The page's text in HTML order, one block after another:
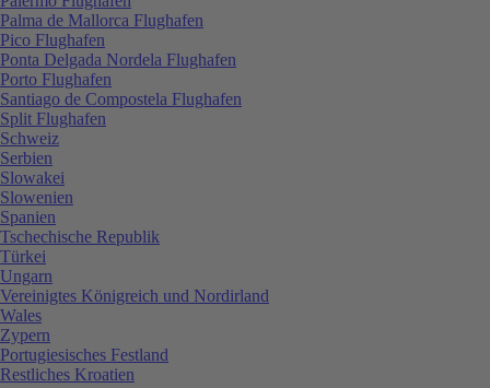
Palma de Mallorca Flughafen
Pico Flughafen
Ponta Delgada Nordela Flughafen
Porto Flughafen
Santiago de Compostela Flughafen
Split Flughafen
Schweiz
Serbien
Slowakei
Slowenien
Spanien
Tschechische Republik
Türkei
Ungarn
Vereinigtes Königreich und Nordirland
Wales
Zypern
Portugiesisches Festland
Restliches Kroatien